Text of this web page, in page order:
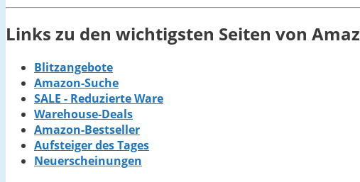
Links zu den wichtigsten Seiten von
Blitzangebote
Amazon-Suche
SALE - Reduzierte Ware
Warehouse-Deals
Amazon-Bestseller
Aufsteiger des Tages
Neuerscheinungen